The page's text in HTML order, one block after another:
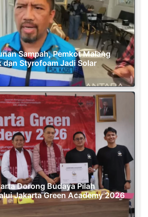
Sampah, Pemkot Malang
dan Styrofoam Jadi Solar
Dorong Budaya Pilah
Jakarta Green Academy 2026